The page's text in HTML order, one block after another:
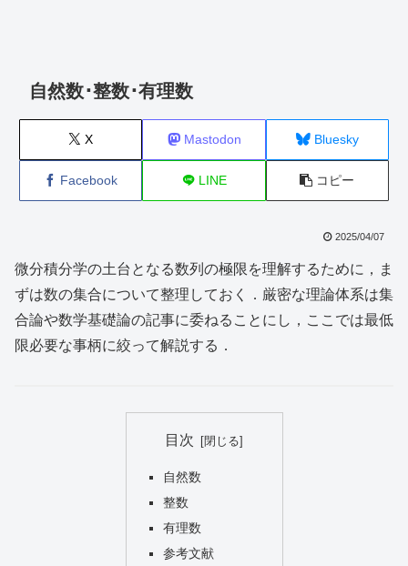
自然数･整数･有理数
X Mastodon Bluesky
Facebook LINE コピー
2025/04/07
微分積分学の土台となる数列の極限を理解するために，ま
ずは数の集合について整理しておく．厳密な理論体系は集
合論や数学基礎論の記事に委ねることにし，ここでは最低
限必要な事柄に絞って解説する．
目次
自然数
整数
有理数
参考文献